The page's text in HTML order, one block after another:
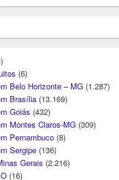
(6)
Belo Horizonte – MG (1.287)
Brasília (13.169)
Goiás (432)
Montes Claros-MG (309)
Pernambuco (8)
Sergipe (136)
Gerais (2.216)
(16)